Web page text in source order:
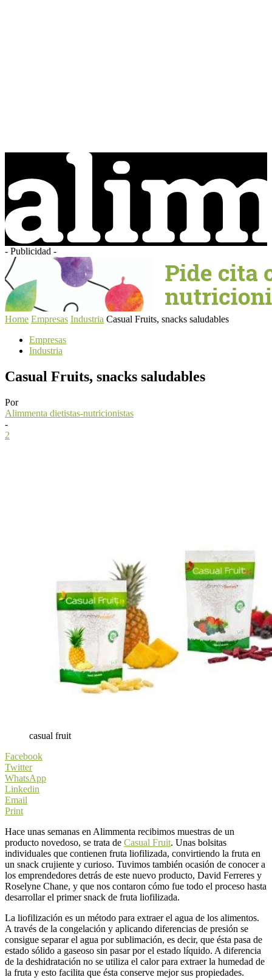
- Publicidad -
Home Empresas Industria Casual Fruits, snacks saludables
Empresas
Industria
Casual Fruits, snacks saludables
Por
Alimmenta dietistas-nutricionistas
-
2
casual fruit
Facebook
Twitter
WhatsApp
Linkedin
Email
Print
Hace unas semanas en Alimmenta recibimos muestras de un
producto novedoso, se trata de Casual Fruit. Unas bolsitas
individuales que contienen fruta liofilizada, convirtiendo la fruta en
un snack crujiente y curioso. Tuvimos también ocasión de conocer a
los emprendedores detrás de este nuevo producto, David Ferreres y
Roselyne Chane, y que nos contaron cómo fue todo el proceso hasta
desarrollar el primer snack de fruta liofilizada.
La liofilización es un método para extraer el agua de los alimentos.
A través de la congelación y aplicando diferencias de presión se
consigue separar el agua por sublimación, es decir, que ésta pasa de
estado sólido a gaseoso sin pasar por el estado líquido. A diferencia
de la deshidratación no se utiliza el calor para extraer la humedad de
la fruta y esto facilita que ésta conserve mejor sus propiedades.